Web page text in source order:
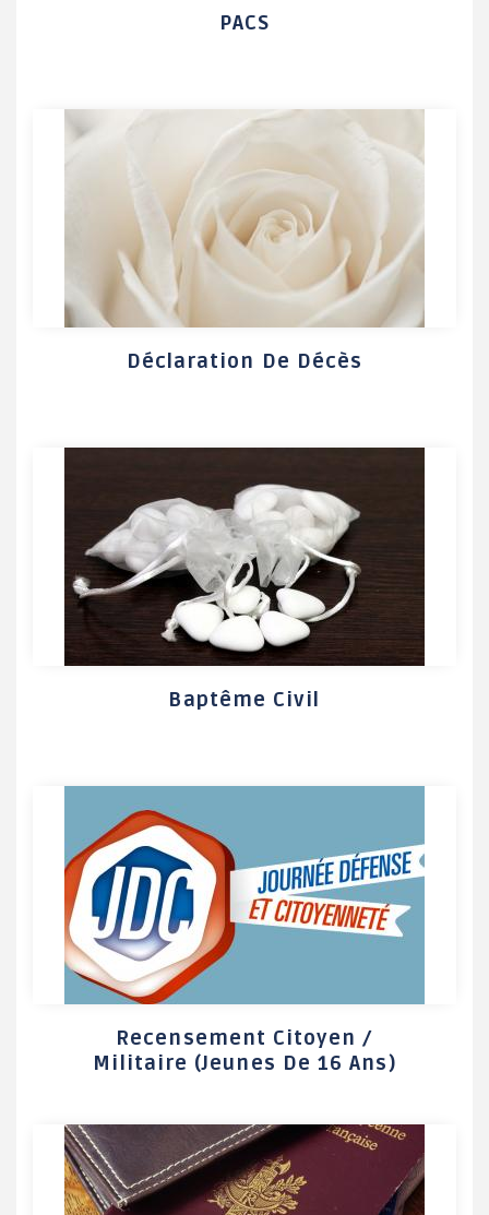
PACS
Déclaration De Décès
Baptême Civil
Recensement Citoyen /
Militaire (jeunes De 16 Ans)